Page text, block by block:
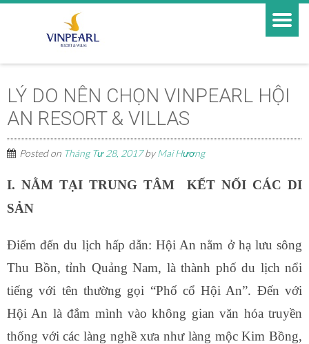
LÝ DO NÊN CHỌN VINPEARL HỘI
AN RESORT & VILLAS
Posted on Tháng Tư 28, 2017byMai Hương
I. NẰM TẠI TRUNG TÂM KẾT NỐI CÁC DI
SẢN
Điểm đến du lịch hấp dẫn: Hội An nằm ở hạ lưu sông
Thu Bồn, tỉnh Quảng Nam, là thành phố du lịch nổi
tiếng với tên thường gọi “Phố cổ Hội An”. Đến với
Hội An là đắm mình vào không gian văn hóa truyền
thống với các làng nghề xưa như làng mộc Kim Bồng,